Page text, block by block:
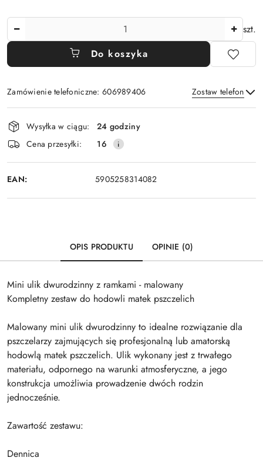
szt.
Do koszyka
Zamówienie telefoniczne: 606989406 Zostaw telefon
Wyślij
Dostępność
i
dostawa
Wysyłka w ciągu:
24 godziny
Cena przesyłki:
16
EAN: 5905258314082
OPIS PRODUKTU OPINIE (0)
Mini ulik dwurodzinny z ramkami - malowany
Kompletny zestaw do hodowli matek pszczelich
Malowany mini ulik dwurodzinny to idealne rozwiązanie dla
pszczelarzy zajmujących się profesjonalną lub amatorską
hodowlą matek pszczelich. Ulik wykonany jest z trwałego
materiału, odpornego na warunki atmosferyczne, a jego
konstrukcja umożliwia prowadzenie dwóch rodzin
jednocześnie.
Zawartość zestawu:
Dennica